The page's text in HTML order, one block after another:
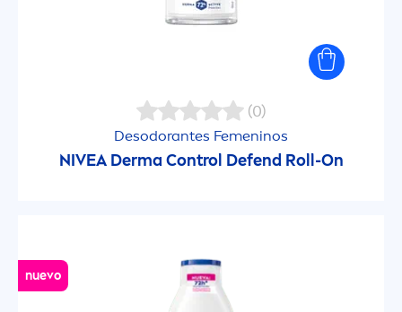
Todo tipo de piel
Alcohol (Alcohol Etílico)
(0)
Desodorantes Femeninos
NIVEADerma Control Defend Roll-On
nuevo